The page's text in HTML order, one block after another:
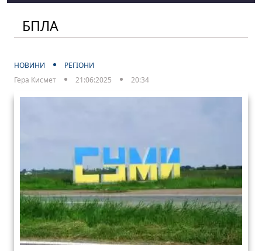
БПЛА
НОВИНИ
РЕГІОНИ
Гера Кисмет
21:06:2025 20:34